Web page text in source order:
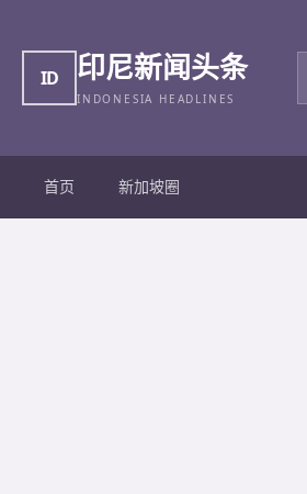
ID 印尼新闻头条
INDONESIA HEADLINES
首页 新加坡圈